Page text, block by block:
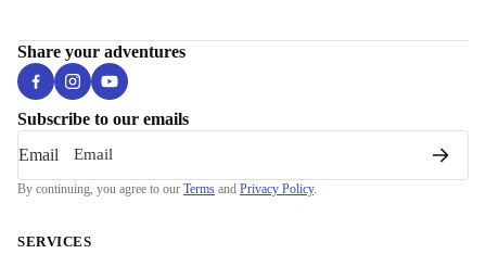
Share your adventures
Subscribe to our emails
Email
By continuing, you agree to our Terms and Privacy Policy.
SERVICES